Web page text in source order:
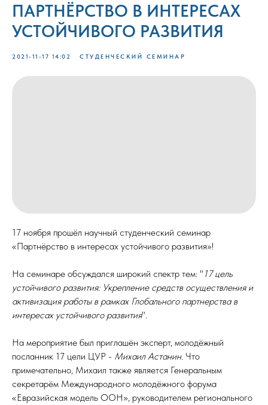
ПАРТНЁРСТВО В ИНТЕРЕСАХ
УСТОЙЧИВОГО РАЗВИТИЯ
2021-11-17 14:02 СТУДЕНЧЕСКИЙ СЕМИНАР
17 ноября прошёл научный студенческий семинар
«Партнёрство в интересах устойчивого развития»!
На семинаре обсуждался широкий спектр тем: " 17 цель
устойчивого развития: Укрепление средств осуществления и
активизация работы в рамках Глобального партнерства в
интересах устойчивого развития".
На мероприятие был приглашён эксперт, молодёжный
посланник 17 цели ЦУР - Михаил Астанин. Что
примечательно, Михаил также является Генеральным
секретарём Международного молодёжного форума
«Евразийская модель ООН», руководителем регионального